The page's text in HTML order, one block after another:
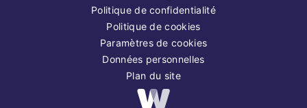
Politique de confidentialité
Politique de cookies
Paramètres de cookies
Données personnelles
Plan du site